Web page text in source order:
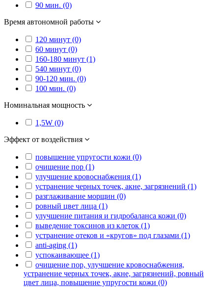
90 мин. (0)
Время автономной работы
120 минут (0)
60 минут (0)
160-180 минут (1)
540 минут (0)
90-120 мин. (0)
100 мин. (0)
Номинальная мощность
1,5W (0)
Эффект от воздействия
повышение упругости кожи (0)
очищение пор (1)
улучшение кровоснабжения (1)
устранение черных точек, акне, загрязнений (1)
разглаживание морщин (0)
ровный цвет лица (1)
улучшение питания и гидробаланса кожи (0)
выведение токсинов из клеток (1)
устранение отеков и «кругов» под глазами (1)
anti-aging (1)
успокаивающее (1)
очищение пор, улучшение кровоснабжения,
устранение черных точек, акне, загрязнений, ровный
цвет лица, повышение упругости кожи (0)